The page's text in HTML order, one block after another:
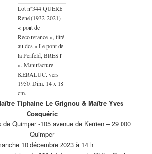
Lot n°344 QUÉRÉ
René (1932-2021) –
« pont de
Recouvrance », titré
au dos « Le pont de
la Penfeld, BREST
». Manufacture
KERALUC, vers
1950. Dim. 14 x 18
cm.
Tiphaine Le Grignou & Maître Yves
Cosquéric
de Quimper -105 avenue de Kerrien – 29 000
Quimper
10 décembre 2023 à 14 h